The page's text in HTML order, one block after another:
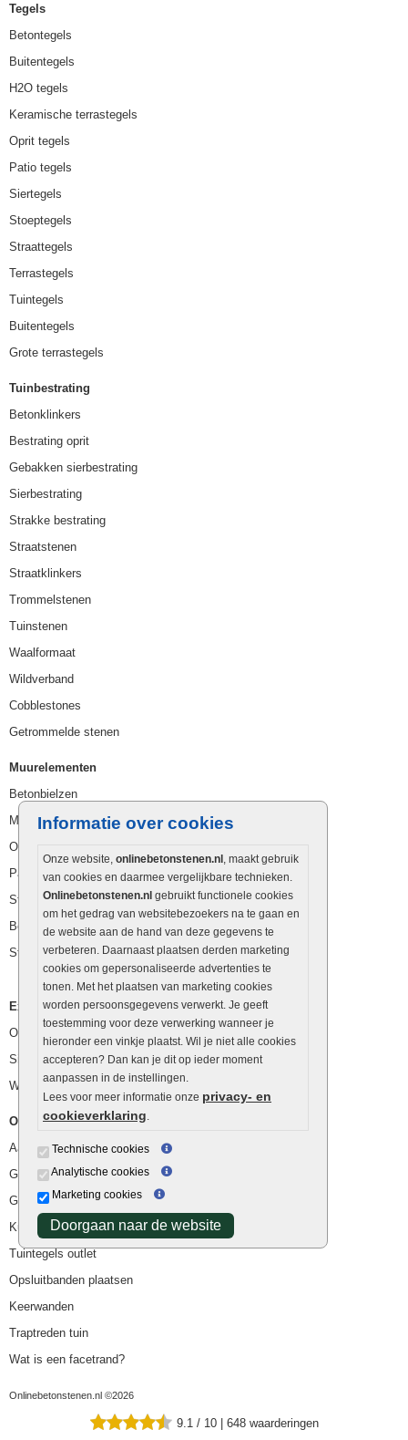
Informatie over cookies
Onze website, onlinebetonstenen.nl , maakt gebruik
van cookies en daarmee vergelijkbare technieken.
Onlinebetonstenen.nl gebruikt functionele cookies
om het gedrag van websitebezoekers na te gaan en
de website aan de hand van deze gegevens te
verbeteren. Daarnaast plaatsen derden marketing
cookies om gepersonaliseerde advertenties te
tonen. Met het plaatsen van marketing cookies
worden persoonsgegevens verwerkt. Je geeft
toestemming voor deze verwerking wanneer je
hieronder een vinkje plaatst. Wil je niet alle cookies
accepteren? Dan kan je dit op ieder moment
aanpassen in de instellingen.
Lees voor meer informatie onze privacy- en
cookieverklaring.
Technische cookies
Analytische cookies
Marketing cookies
Doorgaan naar de website
Tegels
Betontegels
Buitentegels
H2O tegels
Keramische terrastegels
Oprit tegels
Patio tegels
Siertegels
Stoeptegels
Straattegels
Terrastegels
Tuintegels
Buitentegels
Grote terrastegels
Tuinbestrating
Betonklinkers
Bestrating oprit
Gebakken sierbestrating
Sierbestrating
Strakke bestrating
Straatstenen
Straatklinkers
Trommelstenen
Tuinstenen
Waalformaat
Wildverband
Cobblestones
Getrommelde stenen
Muurelementen
Betonbielzen
Muurstenen
Opsluitbanden
Palissaden
Stapelblokken
Betonblokken
Stapelstenen
Extra benodigdheden
Ophoogzand
Siergrind en siersplit
Waterafvoer
Overig
Aanbiedingen
Goedkope bestrating
Goedkope tuintegels
Kunstgras
Tuintegels outlet
Opsluitbanden plaatsen
Keerwanden
Traptreden tuin
Wat is een facetrand?
Onlinebetonstenen.nl ©2026
9.1 / 10 | 648 waarderingen